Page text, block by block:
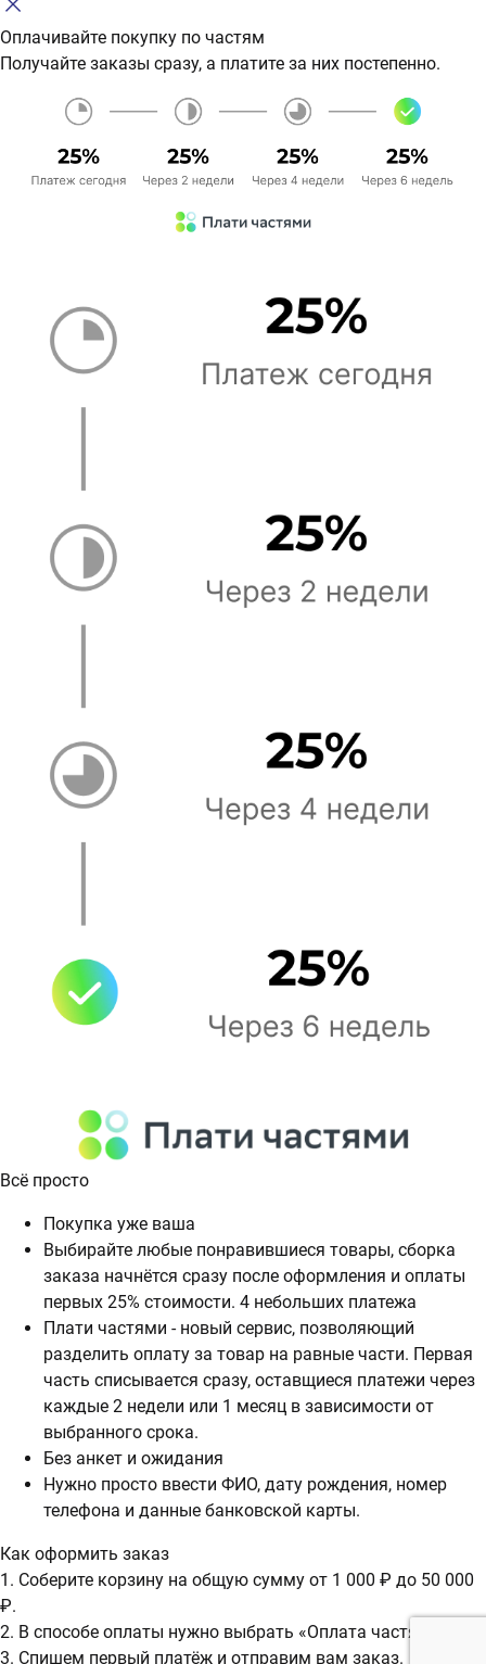
Оплачивайте покупку по частям
Получайте заказы сразу, а платите за них постепенно.
Всё просто
Покупка уже ваша
Выбирайте любые понравившиеся товары, сборка
заказа начнётся сразу после оформления и оплаты
первых 25% стоимости. 4 небольших платежа
Плати частями - новый сервис, позволяющий
разделить оплату за товар на равные части. Первая
часть списывается сразу, оставщиеся платежи через
каждые 2 недели или 1 месяц в зависимости от
выбранного срока.
Без анкет и ожидания
Нужно просто ввести ФИО, дату рождения, номер
телефона и данные банковской карты.
Как оформить заказ
1. Соберите корзину на общую сумму от 1 000 ₽ до 50 000
₽.
2. В способе оплаты нужно выбрать «Оплата частями».
3. Спишем первый платёж и отправим вам заказ.